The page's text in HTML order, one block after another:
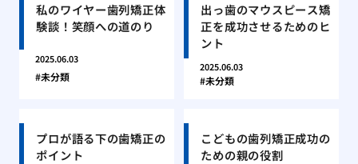
私のワイヤー歯列矯正体
験談！笑顔への道のり
2025.06.03
未分類
出っ歯のマウスピース矯
正を成功させるためのヒ
ント
2025.06.03
未分類
プロが語る下の歯矯正の
ポイント
こどもの歯列矯正成功の
ための親の役割